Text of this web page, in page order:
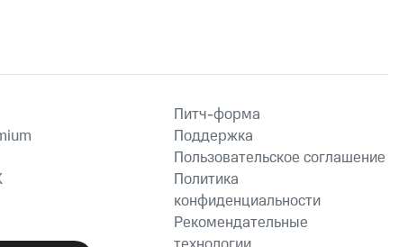
Питч-форма
Поддержка
Пользовательское соглашение
Политика
конфиденциальности
Рекомендательные